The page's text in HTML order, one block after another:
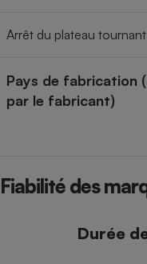
Arrêt du plateau tournant
Pays de fabrication
par le fabricant)
Fiabilité des
Durée